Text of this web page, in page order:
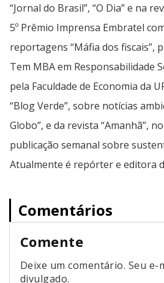
“Jornal do Brasil”, “O Dia” e na
5º Prêmio Imprensa Embratel
reportagens “Máfia dos fiscais”,
Tem MBA em Responsabilidade
pela Faculdade de Economia da
“Blog Verde”, sobre notícias
Globo”, e da revista “Amanhã”,
publicação semanal sobre
Atualmente é repórter e editora
Comentários
Comente
Deixe um comentário. Seu e-
divulgado.